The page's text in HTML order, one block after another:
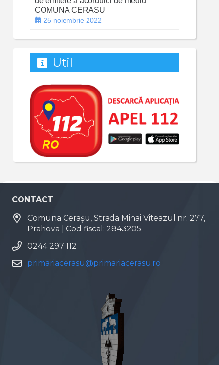
COMUNA CERASU
25 noiembrie 2022
Util
CONTACT
Comuna Cerașu, Strada Mihai Viteazul nr. 277,
Prahova | Cod fiscal: 2843205
0244 297 112
primariacerasu@primariacerasu.ro